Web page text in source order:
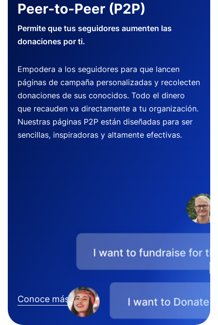
Peer-to-Peer (P2P)
Permite que tus seguidores aumenten las
donaciones por ti.
Empodera a los seguidores para que lancen
páginas de campaña personalizadas y recolecten
donaciones de sus conocidos. Todo el dinero
que recauden va directamente a tu organización.
Nuestras páginas P2P están diseñadas para ser
sencillas, inspiradoras y altamente efectivas.
Conoce más